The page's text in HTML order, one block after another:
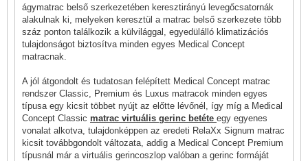
ágymatrac belső szerkezetében keresztirányú levegőcsatornák
alakulnak ki, melyeken keresztül a matrac belső szerkezete több
száz ponton találkozik a külvilággal, egyedülálló klimatizációs
tulajdonságot biztosítva minden egyes Medical Concept
matracnak.
A jól átgondolt és tudatosan felépített Medical Concept matrac
rendszer Classic, Premium és Luxus matracok minden egyes
típusa egy kicsit többet nyújt az előtte lévőnél, így míg a Medical
Concept Classic matrac virtuális gerinc betéte egy egyenes
vonalat alkotva, tulajdonképpen az eredeti RelaXx Signum matrac
kicsit továbbgondolt változata, addig a Medical Concept Premium
típusnál már a virtuális gerincoszlop valóban a gerinc formáját